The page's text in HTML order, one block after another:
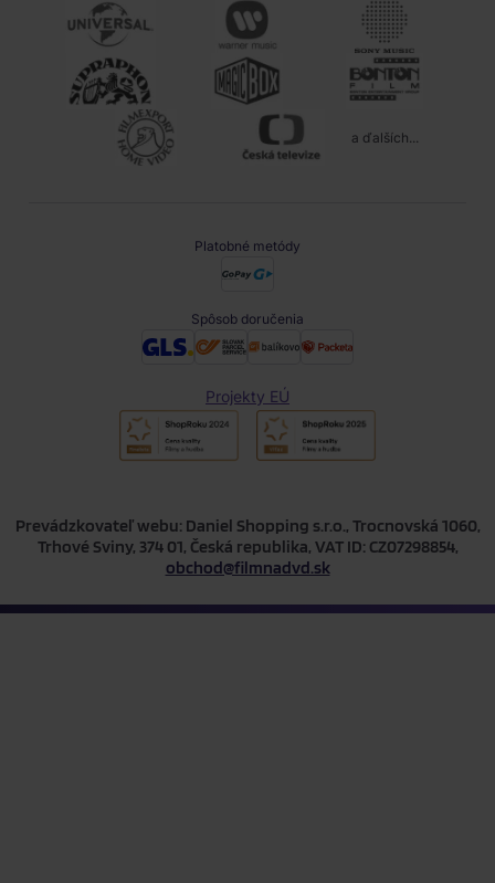
a ďalších...
Platobné metódy
Spôsob doručenia
Projekty EÚ
Prevádzkovateľ webu: Daniel Shopping s.r.o., Trocnovská 1060,
Trhové Sviny, 374 01, Česká republika, VAT ID: CZ07298854,
obchod@filmnadvd.sk